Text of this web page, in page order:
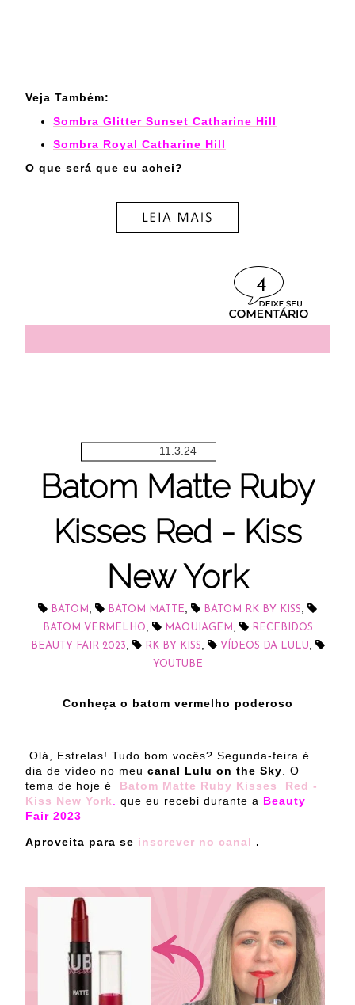
Veja Também:
Sombra Glitter Sunset Catharine Hill
Sombra Royal Catharine Hill
O que será que eu achei?
4
11.3.24
Batom Matte Ruby
Kisses Red - Kiss
New York
BATOM BATOM MATTE BATOM RK BY KISS
BATOM VERMELHO MAQUIAGEM
RECEBIDOS
BEAUTY FAIR 2023
RK BY KISS VÍDEOS DA LULU
YOUTUBE
Conheça o batom vermelho poderoso
Olá, Estrelas! Tudo bom vocês? Segunda-feira é
dia de vídeo no meu canal Lulu on the Sky . O
tema de hoje é Batom Matte Ruby Kisses Red -
Kiss New York
que eu recebi durante a Beauty
Fair 2023
Aproveita para se inscrever no canal .